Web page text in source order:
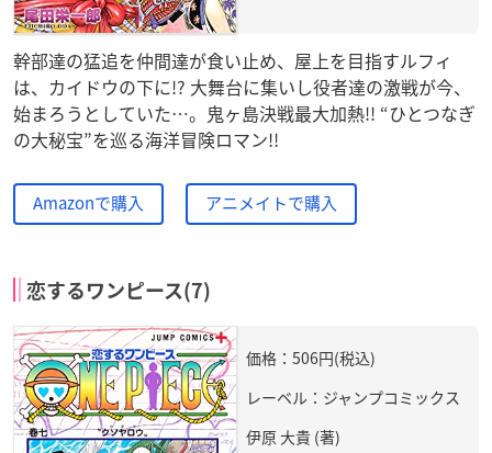
幹部達の猛追を仲間達が食い止め、屋上を目指すルフィ
は、カイドウの下に!? 大舞台に集いし役者達の激戦が今、
始まろうとしていた…。鬼ヶ島決戦最大加熱!! “ひとつなぎ
の大秘宝”を巡る海洋冒険ロマン!!
Amazonで購入 アニメイトで購入
恋するワンピース(7)
価格：506円(税込)
レーベル：ジャンプコミックス
伊原 大貴 (著)